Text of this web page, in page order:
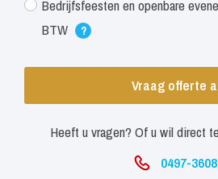
Bedrijfsfeesten en openbare
BTW
?
Vraag offerte
Heeft u vragen? Of u wil direct
0497-